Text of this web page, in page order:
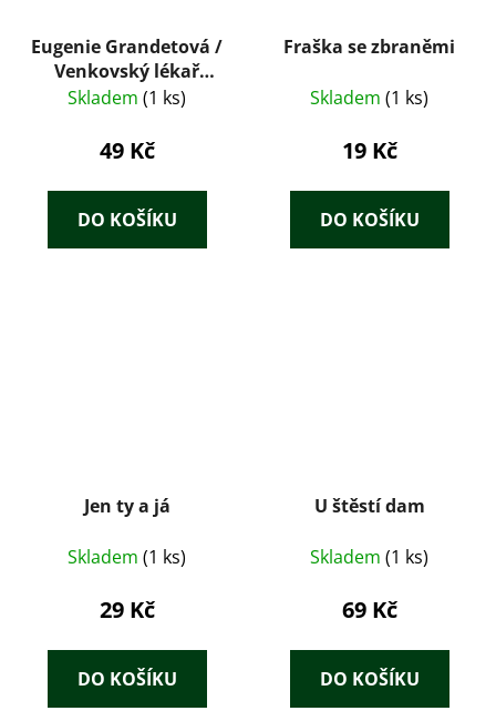
Eugenie Grandetová /
Venkovský lékař
(1929) – Honoré de
František Tichý
Skladem (1 ks)
49 Kč
DO KOŠÍKU
Fraška se zbraněmi
Skladem (1 ks)
19 Kč
DO KOŠÍKU
Jen ty a já
Skladem (1 ks)
29 Kč
DO KOŠÍKU
U štěstí dam
Skladem (1 ks)
69 Kč
DO KOŠÍKU